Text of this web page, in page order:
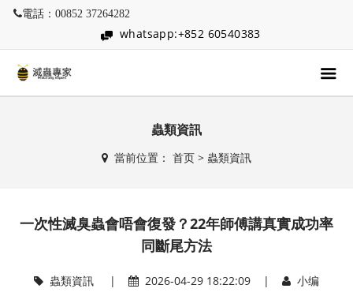
電話：00852 37264282
whatsapp:+852 60540383
蟲類資訊
當前位置： 首页> 蟲類資訊
一次性滅臭蟲會唔會復發？22年師傅講真實成功率
同斷尾方法
蟲類資訊| 2026-04-29 18:22:09 | 小编